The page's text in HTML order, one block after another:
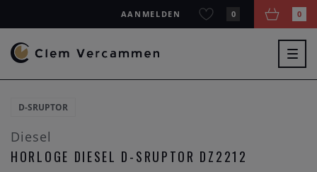
AANMELDEN 0 0
D-SRUPTOR
Diesel
HORLOGE DIESEL D-SRUPTOR DZ2212